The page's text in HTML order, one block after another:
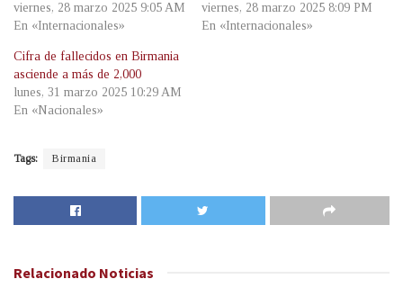
viernes, 28 marzo 2025 9:05 AM
En «Internacionales»
viernes, 28 marzo 2025 8:09 PM
En «Internacionales»
Cifra de fallecidos en Birmania
asciende a más de 2,000
lunes, 31 marzo 2025 10:29 AM
En «Nacionales»
Tags: Birmania
Relacionado Noticias